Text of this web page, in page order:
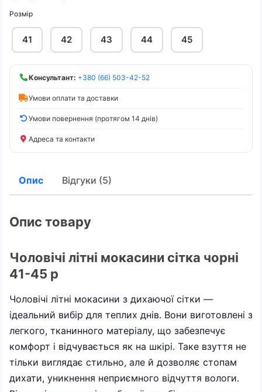
Розмір
41 42 43 44 45
Консультант: +380 (66) 503-42-52
Умови оплати та доставки
Умови повернення (протягом 14 днів)
Адреса та контакти
Опис Відгуки (5)
Опис товару
Чоловічі літні мокасини сітка чорні
41-45 р
Чоловічі літні мокасини з дихаючої сітки —
ідеальний вибір для теплих днів. Вони виготовлені з
легкого, тканинного матеріалу, що забезпечує
комфорт і відчувається як на шкірі. Таке взуття не
тільки виглядає стильно, але й дозволяє стопам
дихати, уникнення неприємного відчуття вологи.